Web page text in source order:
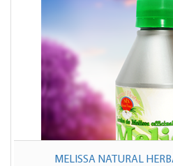
MELISSA NATURAL